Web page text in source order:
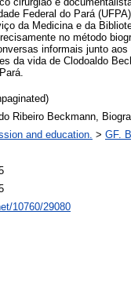
Federal do Pará
da Medicina e da
no método
informais junto
da vida de Clodoaldo
Ribeiro Beckmann,
and education. > GF.
10760/29080